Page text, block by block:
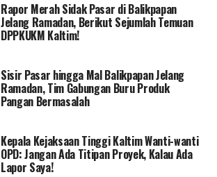
Rapor Merah Sidak Pasar di Balikpapan
Jelang Ramadan, Berikut Sejumlah Temuan
DPPKUKM Kaltim!
Sisir Pasar hingga Mal Balikpapan Jelang
Ramadan, Tim Gabungan Buru Produk
Pangan Bermasalah
Kepala Kejaksaan Tinggi Kaltim Wanti-wanti
OPD: Jangan Ada Titipan Proyek, Kalau Ada
Lapor Saya!